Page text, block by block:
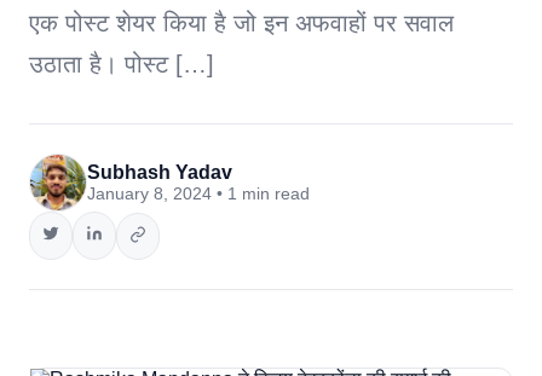
एक पोस्ट शेयर किया है जो इन अफवाहों पर सवाल
उठाता है। पोस्ट […]
Subhash Yadav
January 8, 2024 • 1 min read